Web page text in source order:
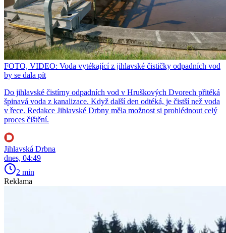
FOTO, VIDEO: Voda vytékající z jihlavské čističky odpadních vod
by se dala pít
Do jihlavské čistírny odpadních vod v Hruškových Dvorech přitéká
špinavá voda z kanalizace. Když další den odtéká, je čistší než voda
v řece. Redakce Jihlavské Drbny měla možnost si prohlédnout celý
proces čištění.
Jihlavská Drbna
dnes, 04:49
2 min
Reklama